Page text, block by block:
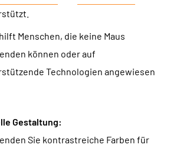
Menschen, die keine Maus
können oder auf
Technologien angewiesen
Gestaltung:
Sie kontrastreiche Farben für